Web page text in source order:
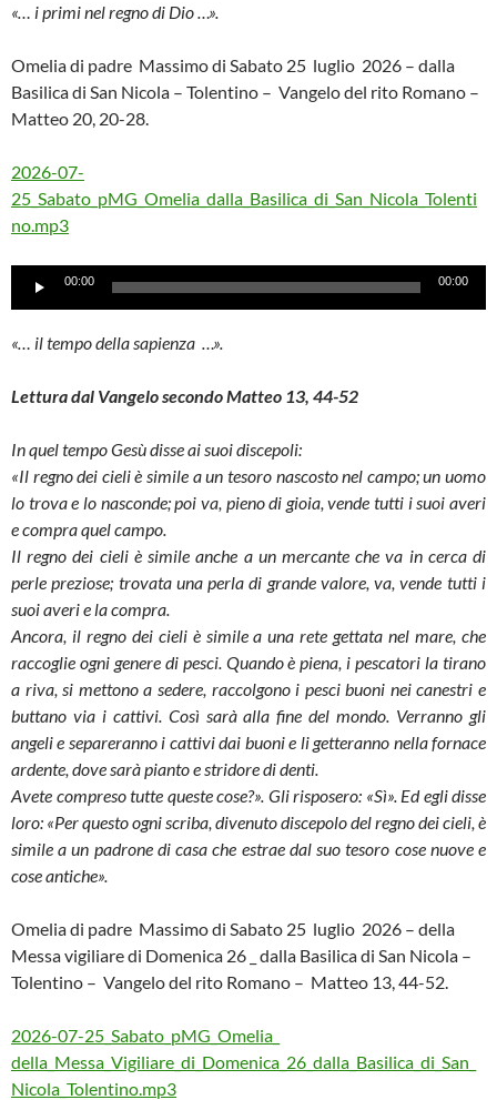
«… i primi nel regno di Dio …».
Omelia di padre Massimo di Sabato 25 luglio 2026 – dalla
Basilica di San Nicola – Tolentino – Vangelo del rito Romano –
Matteo 20, 20-28.
2026-07-
25_Sabato_pMG_Omelia_dalla_Basilica_di_San_Nicola_Tolenti
no.mp3
Audio
00:00 00:00
«… il tempo della sapienza …».
Lettura dal Vangelo secondo Matteo 13, 44-52
In quel tempo Gesù disse ai suoi discepoli:
«Il regno dei cieli è simile a un tesoro nascosto nel campo; un uomo
lo trova e lo nasconde; poi va, pieno di gioia, vende tutti i suoi averi
e compra quel campo.
Il regno dei cieli è simile anche a un mercante che va in cerca di
perle preziose; trovata una perla di grande valore, va, vende tutti i
suoi averi e la compra.
Ancora, il regno dei cieli è simile a una rete gettata nel mare, che
raccoglie ogni genere di pesci. Quando è piena, i pescatori la tirano
a riva, si mettono a sedere, raccolgono i pesci buoni nei canestri e
buttano via i cattivi. Così sarà alla fine del mondo. Verranno gli
angeli e separeranno i cattivi dai buoni e li getteranno nella fornace
ardente, dove sarà pianto e stridore di denti.
Avete compreso tutte queste cose?». Gli risposero: «Sì». Ed egli disse
loro: «Per questo ogni scriba, divenuto discepolo del regno dei cieli, è
simile a un padrone di casa che estrae dal suo tesoro cose nuove e
cose antiche».
Omelia di padre Massimo di Sabato 25 luglio 2026 – della
Messa vigiliare di Domenica 26 _ dalla Basilica di San Nicola –
Tolentino – Vangelo del rito Romano – Matteo 13, 44-52.
2026-07-25_Sabato_pMG_Omelia_
della_Messa_Vigiliare_di_Domenica_26_dalla_Basilica_di_San_
Nicola_Tolentino.mp3